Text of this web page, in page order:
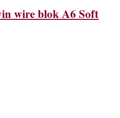
wire blok A6 Soft